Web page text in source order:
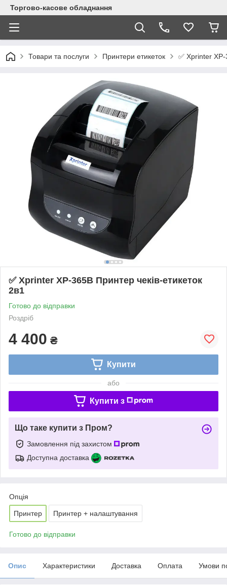
Торгово-касове обладнання
Товари та послуги Принтери етикеток ✅ Xprinter XP-
✅ Xprinter XP-365B Принтер чеків-етикеток
2в1
Готово до відправки
Роздріб
4 400 ₴
Купити
або
Купити з
Що таке купити з Пром?
Замовлення під захистом
Доступна доставка
Опція
Принтер Принтер + налаштування
Готово до відправки
Опис Характеристики Доставка Оплата Умови